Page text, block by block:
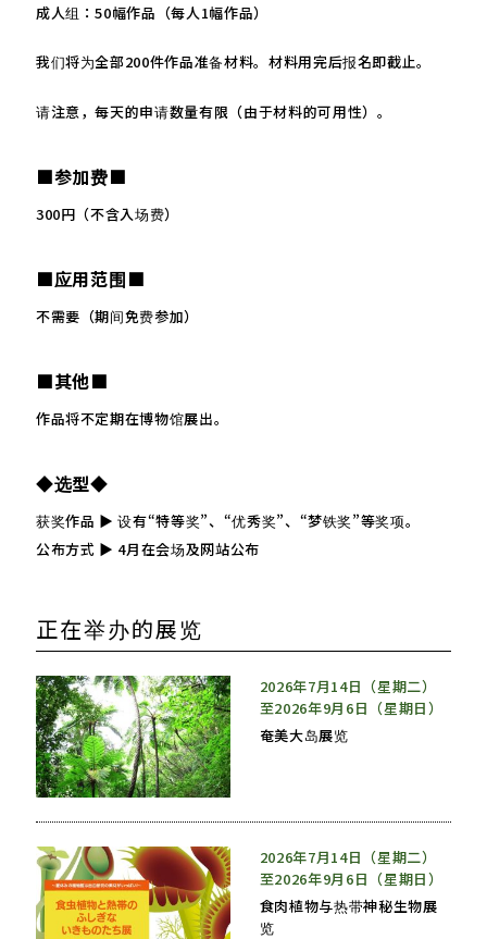
成人组：50幅作品（每人1幅作品）
我们将为全部200件作品准备材料。材料用完后报名即截止。
请注意，每天的申请数量有限（由于材料的可用性）。
■参加费■
300円（不含入场费）
■应用范围■
不需要（期间免费参加）
■其他■
作品将不定期在博物馆展出。
◆选型◆
获奖作品 ▶ 设有“特等奖”、“优秀奖”、“梦铁奖”等奖项。
公布方式 ▶ 4月在会场及网站公布
正在举办的展览
2026年7月14日（星期二）
至2026年9月6日（星期日）
奄美大岛展览
2026年7月14日（星期二）
至2026年9月6日（星期日）
食肉植物与热带神秘生物展
览